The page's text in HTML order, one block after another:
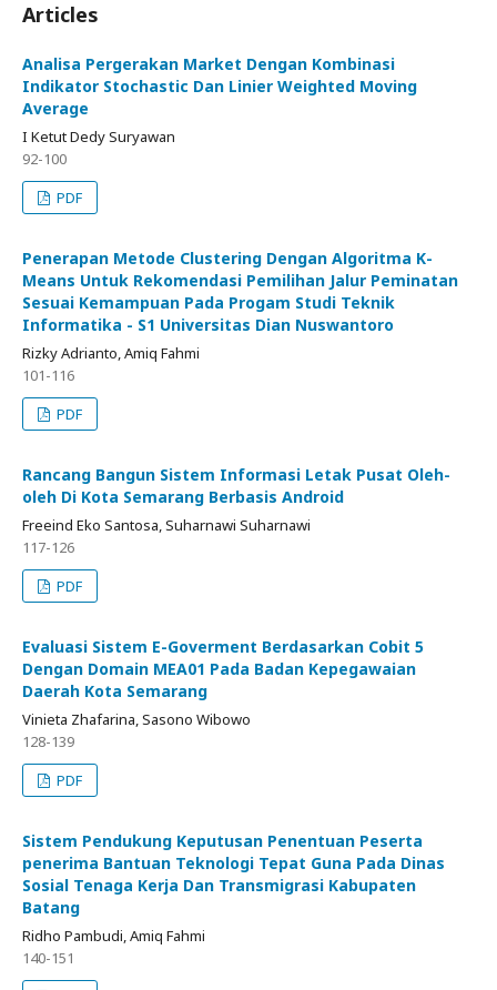
Articles
Analisa Pergerakan Market Dengan Kombinasi
Indikator Stochastic Dan Linier Weighted Moving
Average
I Ketut Dedy Suryawan
92-100
PDF
Penerapan Metode Clustering Dengan Algoritma K-
Means Untuk Rekomendasi Pemilihan Jalur Peminatan
Sesuai Kemampuan Pada Progam Studi Teknik
Informatika - S1 Universitas Dian Nuswantoro
Rizky Adrianto, Amiq Fahmi
101-116
PDF
Rancang Bangun Sistem Informasi Letak Pusat Oleh-
oleh Di Kota Semarang Berbasis Android
Freeind Eko Santosa, Suharnawi Suharnawi
117-126
PDF
Evaluasi Sistem E-Goverment Berdasarkan Cobit 5
Dengan Domain MEA01 Pada Badan Kepegawaian
Daerah Kota Semarang
Vinieta Zhafarina, Sasono Wibowo
128-139
PDF
Sistem Pendukung Keputusan Penentuan Peserta
penerima Bantuan Teknologi Tepat Guna Pada Dinas
Sosial Tenaga Kerja Dan Transmigrasi Kabupaten
Batang
Ridho Pambudi, Amiq Fahmi
140-151